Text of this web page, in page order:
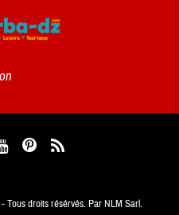
- Tous droits résérvés. Par NLM Sarl.